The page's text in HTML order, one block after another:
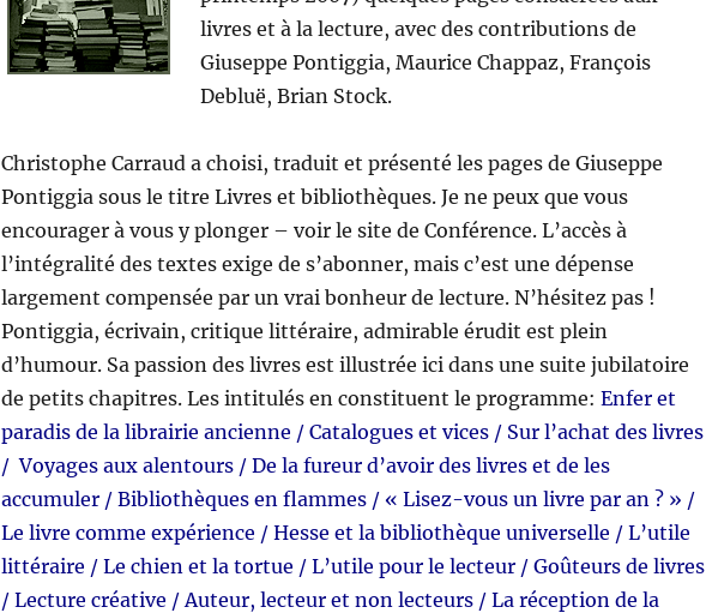
livres et à la lecture, avec des contributions de
Giuseppe Pontiggia, Maurice Chappaz, François
Debluë, Brian Stock.
Christophe Carraud a choisi, traduit et présenté les pages de Giuseppe
Pontiggia sous le titre Livres et bibliothèques. Je ne peux que vous
encourager à vous y plonger – voir le site de Conférence. L’accès à
l’intégralité des textes exige de s’abonner, mais c’est une dépense
largement compensée par un vrai bonheur de lecture. N’hésitez pas !
Pontiggia, écrivain, critique littéraire, admirable érudit est plein
d’humour. Sa passion des livres est illustrée ici dans une suite jubilatoire
de petits chapitres. Les intitulés en constituent le programme: Enfer et
paradis de la librairie ancienne / Catalogues et vices / Sur l’achat des livres
/ Voyages aux alentours / De la fureur d’avoir des livres et de les
accumuler / Bibliothèques en flammes / « Lisez-vous un livre par an ? » /
Le livre comme expérience / Hesse et la bibliothèque universelle / L’utile
littéraire / Le chien et la tortue / L’utile pour le lecteur / Goûteurs de livres
/ Lecture créative / Auteur, lecteur et non lecteurs / La réception de la